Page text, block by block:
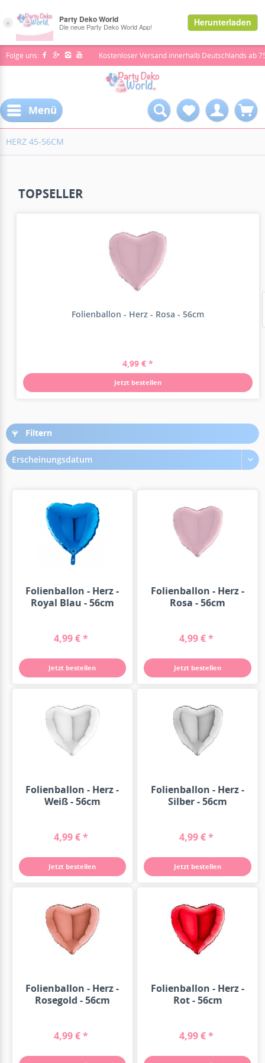
Folge uns: Kostenloser Versand innerhalb Deutschlands ab
Menü
HERZ 45-56CM
TOPSELLER
Folienballon - Herz - Rosa - 56cm
4,99 € *
Jetzt bestellen
Filtern
Erscheinungsdatum
Folienballon - Herz -
Royal Blau - 56cm
4,99 € *
Jetzt bestellen
Folienballon - Herz -
Rosa - 56cm
4,99 € *
Jetzt bestellen
Folienballon - Herz -
Weiß - 56cm
4,99 € *
Jetzt bestellen
Folienballon - Herz -
Silber - 56cm
4,99 € *
Jetzt bestellen
Folienballon - Herz -
Rosegold - 56cm
4,99 € *
Folienballon - Herz -
Rot - 56cm
4,99 € *